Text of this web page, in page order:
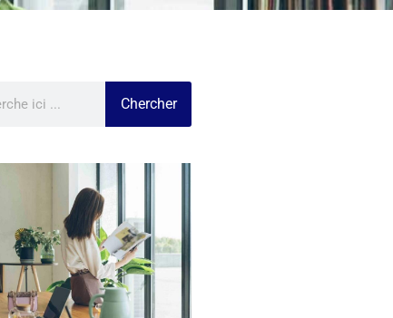
Chercher